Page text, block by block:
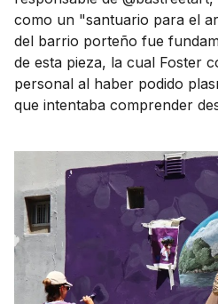
como un "santuario para el
del barrio porteño fue
de esta pieza, la cual Foster
personal al haber podido
que intentaba comprender